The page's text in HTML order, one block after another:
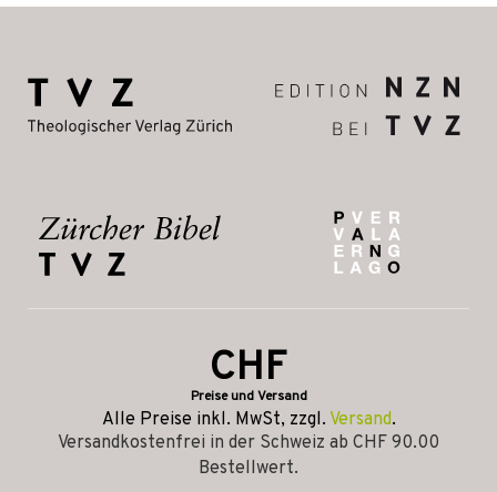
CHF
Preise und Versand
Alle Preise inkl. MwSt, zzgl. Versand.
Versandkostenfrei in der Schweiz ab CHF 90.00
Bestellwert.